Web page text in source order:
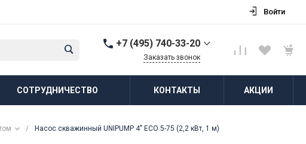
Войти
+7 (495) 740-33-20
г. Балашиха, д.
Пн-Пт: 8:00-18:00 Cб-Вс:
Заказать звонок
СОТРУДНИЧЕСТВО КОНТАКТЫ АКЦИИ
/ Насос скважинный UNIPUMP 4" ECO 5-75 (2,2 кВт, 1 м)